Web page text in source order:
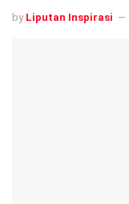
by Liputan Inspirasi